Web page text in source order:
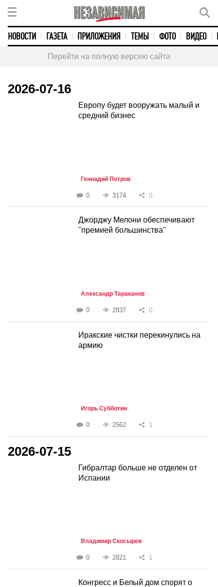
НОВОСТИ ГАЗЕТА ПРИЛОЖЕНИЯ ТЕМЫ ФОТО ВИДЕО
Перейти на полную версию сайта
2026-07-16
Европу будет вооружать малый и
средний бизнес
Геннадий Петров
0 3174 0
Джорджу Мелони обеспечивают
"премией большинства"
Александр Тараканов
0 2837 0
Иракские чистки перекинулись на
армию
Игорь Субботин
0 2562 1
2026-07-15
Гибралтар больше не отделен от
Испании
Владимир Скосырев
0 2821 1
Конгресс и Белый дом спорят о